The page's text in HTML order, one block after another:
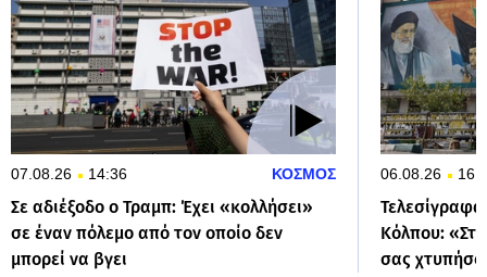
07.08.26 14:36 ΚΟΣΜΟΣ
Σε αδιέξοδο ο Τραμπ: Έχει «κολλήσει»
σε έναν πόλεμο από τον οποίο δεν
μπορεί να βγει
06.08.26
Κόλπου:
σας